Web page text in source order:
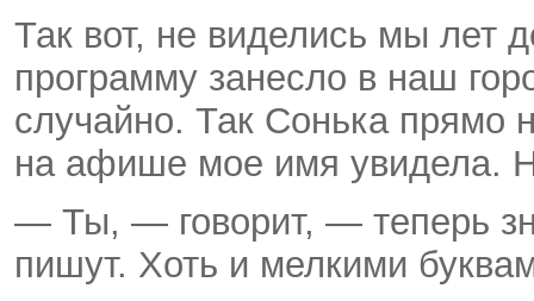
Так вот, не виделись мы лет
программу занесло в наш
случайно. Так Сонька прямо
на афише мое имя увидела.
— Ты, — говорит, — теперь
пишут. Хоть и мелкими